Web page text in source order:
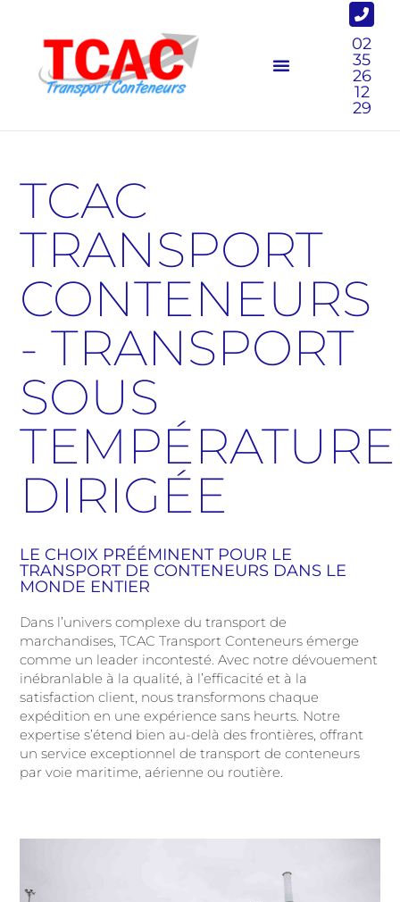
02
35
26
12
29
TCAC
TRANSPORT
CONTENEURS
- TRANSPORT
SOUS
TEMPÉRATURE
DIRIGÉE
LE CHOIX PRÉÉMINENT POUR LE
TRANSPORT DE CONTENEURS DANS LE
MONDE ENTIER
Dans l’univers complexe du transport de
marchandises, TCAC Transport Conteneurs émerge
comme un leader incontesté. Avec notre dévouement
inébranlable à la qualité, à l’efficacité et à la
satisfaction client, nous transformons chaque
expédition en une expérience sans heurts. Notre
expertise s’étend bien au-delà des frontières, offrant
un service exceptionnel de transport de conteneurs
par voie maritime, aérienne ou routière.